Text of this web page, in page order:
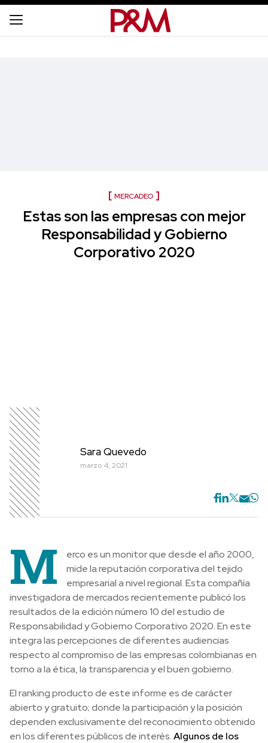
MERCADEO
Estas son las empresas con mejor
Responsabilidad y Gobierno
Corporativo 2020
Sara Quevedo
marzo 4, 2021
M
erco es un monitor que desde el año 2000,
mide la reputación corporativa del tejido
empresarial a nivel regional. Esta compañía
investigadora de mercados recientemente publicó los
resultados de la edición número 10 del estudio de
Responsabilidad y Gobierno Corporativo 2020.En este
integra las percepciones de diferentes audiencias
respecto al compromiso de las empresas colombianas en
torno a la ética, la transparencia y el buen gobierno.
El ranking producto de este informe es de carácter
abierto y gratuito; donde la participación y la posición
dependen exclusivamente del reconocimiento obtenido
en los diferentes públicos de interés.Algunos de los